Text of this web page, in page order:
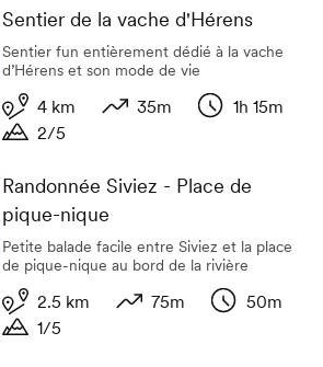
Sentier de la vache d'Hérens
Sentier fun entièrement dédié à la vache
d’Hérens et son mode de vie
Longueur
4 km
35m
1h 15m
2/5
Randonnée Siviez - Place de
pique-nique
Petite balade facile entre Siviez et la place
de pique-nique au bord de la rivière
Longueur
2.5 km
75m
50m
1/5